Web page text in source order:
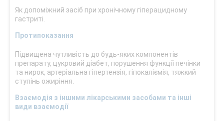
Як допоміжний засіб при хронічному гіперацидному
гастриті.
Протипоказання
Підвищена чутливість до будь-яких компонентів
препарату, цукровий діабет, порушення функції печінки
та нирок, артеріальна гіпертензія, гіпокаліємія, тяжкий
ступінь ожиріння.
Взаємодія з іншими лікарськими засобами та інші
види взаємодії